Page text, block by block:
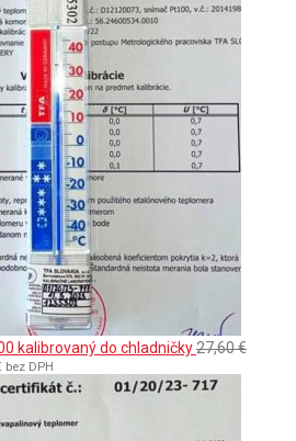
kalibrovaný do chladničky27,60€
bez DPH